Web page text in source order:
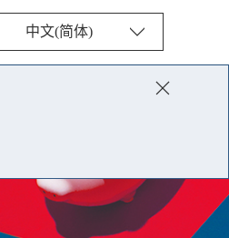
中文(简体)